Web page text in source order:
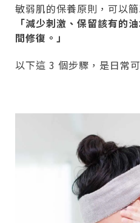
敏弱肌的保養原則，可以
「減少刺激、保留該有的
間修復。」
以下這 3 個步驟，是日常